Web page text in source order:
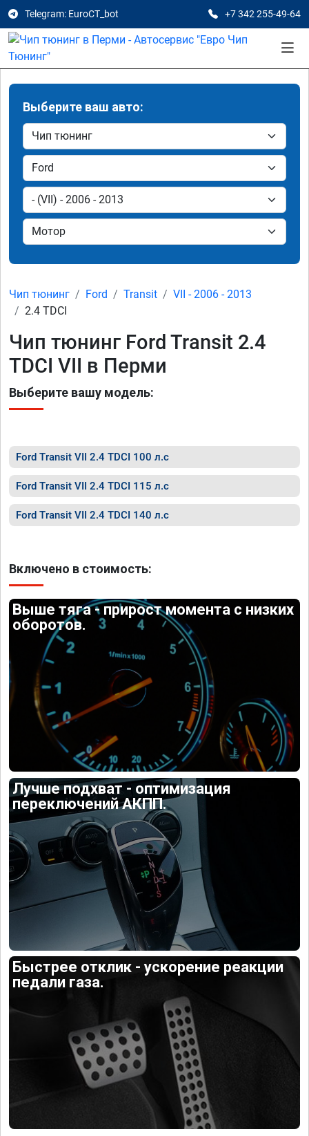
Telegram: EuroCT_bot +7 342 255-49-64
Выберите ваш авто:
Чип тюнинг Ford Transit
VII - 2006 - 2013
2.4 TDCI
Чип тюнинг Ford Transit 2.4
TDCI VII в Перми
Выберите вашу модель:
Ford Transit VII 2.4 TDCI 100 л.с
Ford Transit VII 2.4 TDCI 115 л.с
Ford Transit VII 2.4 TDCI 140 л.с
Включено в стоимость:
Выше тяга - прирост момента с низких
оборотов.
Лучше подхват - оптимизация
переключений АКПП.
Быстрее отклик - ускорение реакции
педали газа.